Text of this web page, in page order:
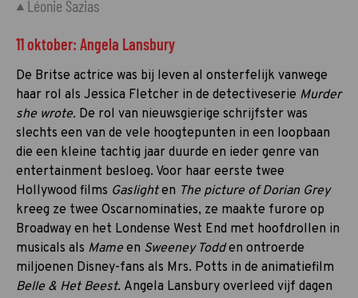
Léonie Sazias
11 oktober: Angela Lansbury
De Britse actrice was bij leven al onsterfelijk vanwege
haar rol als Jessica Fletcher in de detectiveserie Murder
she wrote. De rol van nieuwsgierige schrijfster was
slechts een van de vele hoogtepunten in een loopbaan
die een kleine tachtig jaar duurde en ieder genre van
entertainment besloeg. Voor haar eerste twee
Hollywood films Gaslighten The picture of Dorian Grey
kreeg ze twee Oscarnominaties, ze maakte furore op
Broadway en het Londense West End met hoofdrollen in
musicals als Mame en Sweeney Todden ontroerde
miljoenen Disney-fans als Mrs. Potts in de animatiefilm
Belle & Het Beest. Angela Lansbury overleed vijf dagen